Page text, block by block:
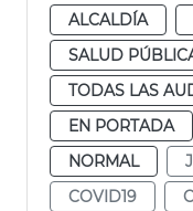
ALCALDÍA
SALUD
TODAS LAS
EN PORTADA
NORMAL
COVID19